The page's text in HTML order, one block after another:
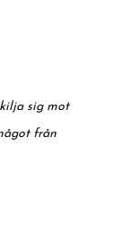
sig mot
från